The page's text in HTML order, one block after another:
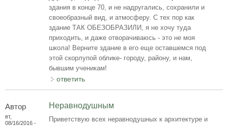
здания в конце 70, и не надругались, сохранили и
своеобразный вид, и атмосферу. С тех пор как
здание ТАК ОБЕЗОБРАЗИЛИ, я не хочу туда
приходить, и даже отворачиваюсь - это не моя
школа! Верните здание в его еще оставшемся под
этой скорлупой облике- городу, району, и нам,
бывшим ученикам!
ответить
Автор
вт,
08/16/2016 -
Неравнодушным
Приветствую всех неравнодушных к архитектуре и